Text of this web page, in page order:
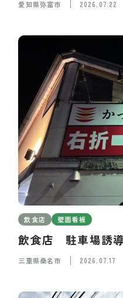
愛知県弥富市 2026.07.22
飲食店 壁面看板
飲食店 駐車場誘
三重県桑名市 2026.07.17